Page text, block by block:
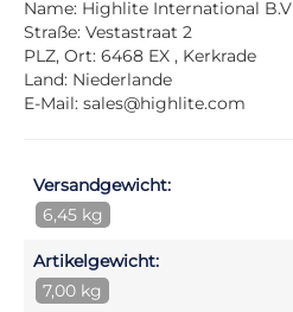
Name: Highlite International B.V
Straße: Vestastraat 2
PLZ, Ort: 6468 EX , Kerkrade
Land: Niederlande
E-Mail: sales@highlite.com
Versandgewicht:
6,45 kg
Artikelgewicht:
7,00 kg